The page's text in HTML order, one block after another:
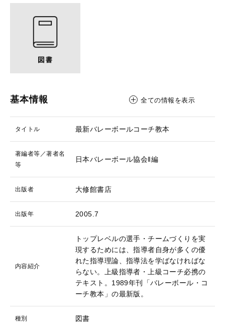
基本情報 全ての情報を表示
タイトル 最新バレーボールコーチ教本
著編者等／著者名
等
日本バレーボール協会‖編
出版者 大修館書店
出版年 2005.7
内容紹介
トップレベルの選手・チームづくりを実
現するためには、指導者自身が多くの優
れた指導理論、指導法を学ばなければな
らない。上級指導者・上級コーチ必携の
テキスト。1989年刊「バレーボール・コ
ーチ教本」の最新版。
種別 図書